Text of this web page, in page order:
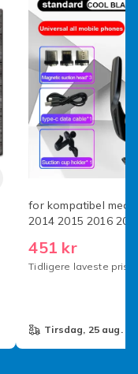
Suvenir
for kompatibel med
2014 2015 2016
Lading
Tilbehør Have a
451 kr
Tidligere laveste pris:
tirsdag, 25 aug.